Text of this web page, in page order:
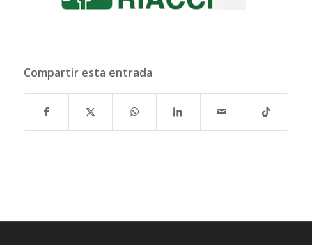
Compartir esta entrada